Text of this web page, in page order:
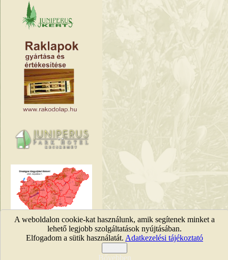
Tűzgyújtási tilalmak
KEFAG Zrt. © 2011 |
A weboldalon cookie-kat használunk, amik segítenek minket a
lehető legjobb szolgáltatások nyújtásában.
Elfogadom a sütik használatát. Adatkezelési tájékoztató
Bővebben